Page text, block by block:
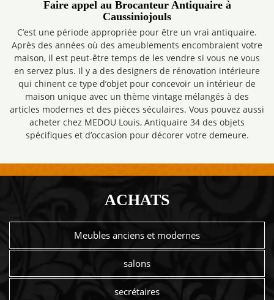
Faire appel au Brocanteur Antiquaire à
Caussiniojouls
C’est une période appropriée pour être un vrai antiquaire.
Après des années où des ameublements encombraient votre
maison, il est peut-être temps de les vendre si vous ne vous
en servez plus. Il y a des designers de rénovation intérieure
qui chinent ce type d’objet pour concevoir un intérieur de
maison unique avec un thème vintage mélangés à des
articles modernes et des pièces séculaires. Vous pouvez aussi
acheter chez MEDOU Louis, Antiquaire 34 des objets
spécifiques et d’occasion pour décorer votre demeure.
ACHATS
Meubles anciens et modernes
salons
secrétaires